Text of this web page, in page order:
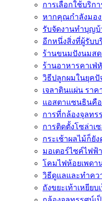
การเลือกใช้บริก
หากคุณกำลังมอง
รับจัดงานทำบุญ
อีกหนึ่งสิ่งที่ผู้รับบ
ร้านขนมปังนมส
ร้านอาหารคาเฟ่
วิธีปลูกผมในยุค
เจลาตินแผ่น รา
แอสตาแซนธินคื
การที่กล้องจุลทร
การติดตั้งโซล่าเ
กระเช้าผลไม้ก็ยั
มอเตอร์ไซค์ไฟฟ้
โคมไฟห้อยเพดา
วิธีดูแลและทำคว
ถังขยะเท้าเหยีย